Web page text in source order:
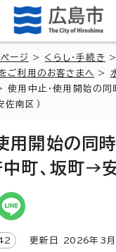
ページ > くらし・手続き
ご利用のお客さまへ >
使用中止・使用開始の同
佐南区）
用開始の同
中町、坂町→
更新日 2026年3月